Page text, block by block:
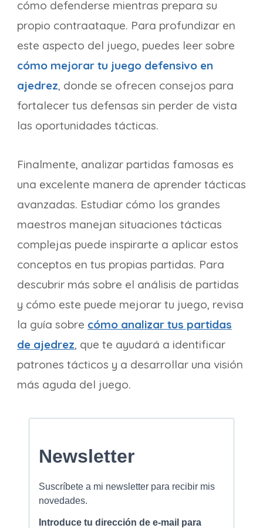
cómo defenderse mientras prepara su
propio contraataque. Para profundizar en
este aspecto del juego, puedes leer sobre
cómo mejorar tu juego defensivo en
ajedrez, donde se ofrecen consejos para
fortalecer tus defensas sin perder de vista
las oportunidades tácticas.
Finalmente, analizar partidas famosas es
una excelente manera de aprender tácticas
avanzadas. Estudiar cómo los grandes
maestros manejan situaciones tácticas
complejas puede inspirarte a aplicar estos
conceptos en tus propias partidas. Para
descubrir más sobre el análisis de partidas
y cómo este puede mejorar tu juego, revisa
la guía sobre cómo analizar tus partidas
de ajedrez, que te ayudará a identificar
patrones tácticos y a desarrollar una visión
más aguda del juego.